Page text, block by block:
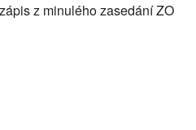
z minulého zasedání ZO